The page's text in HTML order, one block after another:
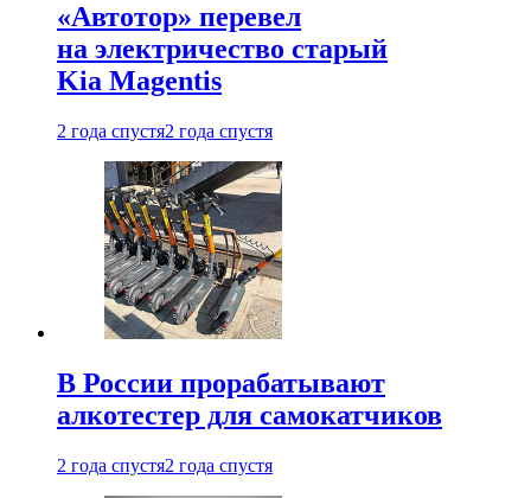
«Автотор» перевел
на электричество старый
Kia Magentis
2 года спустя2 года спустя
В России прорабатывают
алкотестер для самокатчиков
2 года спустя2 года спустя